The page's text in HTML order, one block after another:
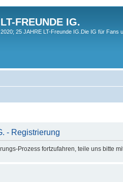
LT-FREUNDE IG.
2020; 25 JAHRE LT-Freunde IG.Die IG für Fans
- Registrierung
Prozess fortzufahren, teile uns bitte